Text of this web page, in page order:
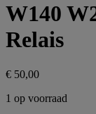
W140
Relais
€ 50,00
1 op voorraad